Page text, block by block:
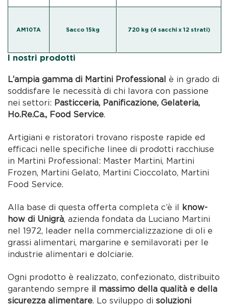
AM10TA Sacco 15kg 720 kg (4 sacchi x 12 strati)
I nostri prodotti
L’ampia gamma di Martini Professional è in grado di
soddisfare le necessità di chi lavora con passione
nei settori: Pasticceria, Panificazione, Gelateria,
Ho.Re.Ca., Food Service.
Artigiani e ristoratori trovano risposte rapide ed
efficaci nelle specifiche linee di prodotti racchiuse
in Martini Professional: Master Martini, Martini
Frozen, Martini Gelato, Martini Cioccolato, Martini
Food Service.
Alla base di questa offerta completa c’è il know-
how di Unigrà, azienda fondata da Luciano Martini
nel 1972, leader nella commercializzazione di oli e
grassi alimentari, margarine e semilavorati per le
industrie alimentari e dolciarie.
Ogni prodotto è realizzato, confezionato, distribuito
garantendo sempre il massimo della qualità e della
sicurezza alimentare. Lo sviluppo disoluzioni